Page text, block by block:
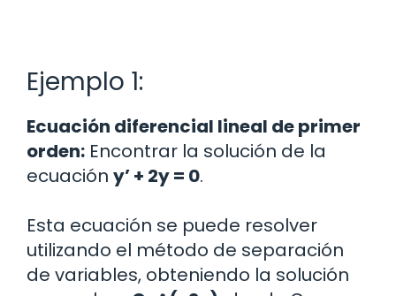
Ejemplo 1:
Ecuación diferencial lineal de primer
orden: Encontrar la solución de la
ecuación y’ + 2y = 0.
Esta ecuación se puede resolver
utilizando el método de separación
de variables, obteniendo la solución